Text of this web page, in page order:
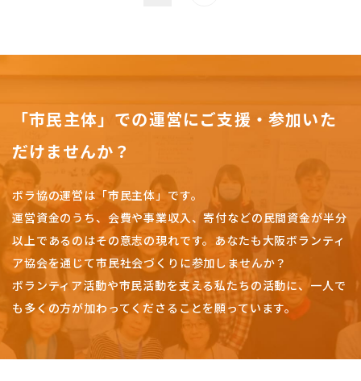
「市民主体」での運営にご支援・参加いた
だけませんか？
ボラ協の運営は「市民主体」です。
運営資金のうち、会費や事業収入、寄付などの民間資金が半分
以上であるのはその意志の現れです。 あなたも大阪ボランティ
ア協会を通じて市民社会づくりに参加しませんか？
ボランティア活動や市民活動を支える私たちの活動に、一人で
も多くの方が加わってくださることを願っています。